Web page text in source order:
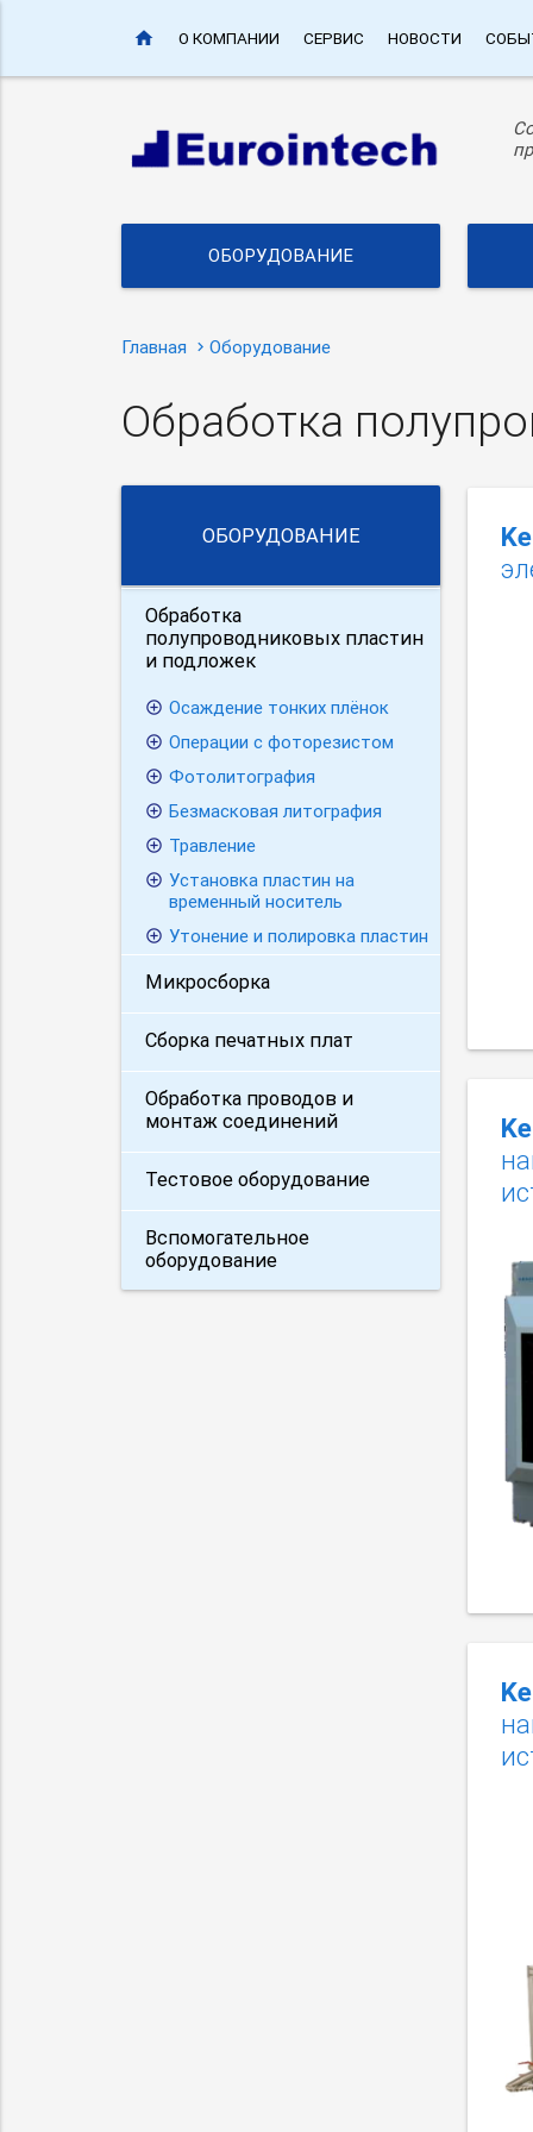
home О КОМПАНИИ СЕРВИС НОВОСТИ
ОБОРУДОВАНИЕ
Главная Оборудование
Обработка
ОБОРУДОВАНИЕ
Обработка
полупроводниковых пластин
и подложек
Осаждение тонких плёнок
Операции с фоторезистом
Фотолитография
Безмасковая литография
Травление
Установка пластин на
временный носитель
Утонение и полировка пластин
Микросборка
Сборка печатных плат
Обработка проводов и
монтаж соединений
Тестовое оборудование
Вспомогательное
оборудование